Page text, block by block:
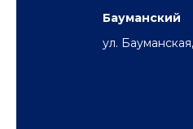
Бауманский
ул.